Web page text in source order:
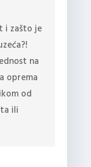
i zašto je
na
oprema
od
ili